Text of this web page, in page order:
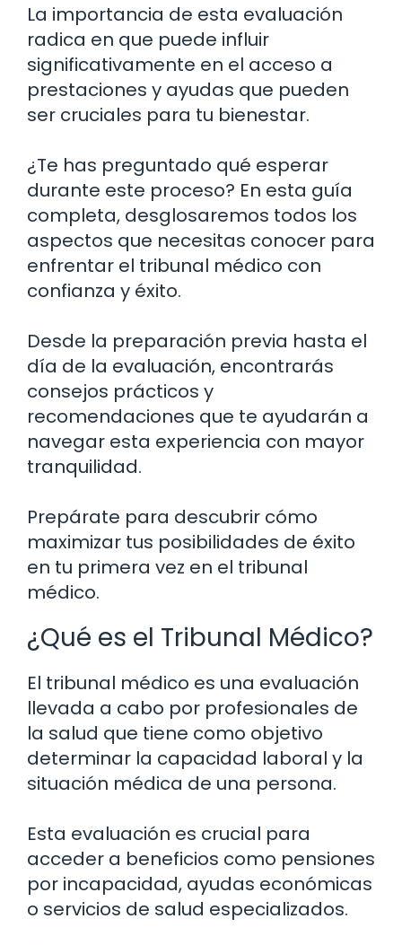
La importancia de esta evaluación
radica en que puede influir
significativamente en el acceso a
prestaciones y ayudas que pueden
ser cruciales para tu bienestar.
¿Te has preguntado qué esperar
durante este proceso? En esta guía
completa, desglosaremos todos los
aspectos que necesitas conocer para
enfrentar el tribunal médico con
confianza y éxito.
Desde la preparación previa hasta el
día de la evaluación, encontrarás
consejos prácticos y
recomendaciones que te ayudarán a
navegar esta experiencia con mayor
tranquilidad.
Prepárate para descubrir cómo
maximizar tus posibilidades de éxito
en tu primera vez en el tribunal
médico.
¿Qué es el Tribunal Médico?
El tribunal médico es una evaluación
llevada a cabo por profesionales de
la salud que tiene como objetivo
determinar la capacidad laboral y la
situación médica de una persona.
Esta evaluación es crucial para
acceder a beneficios como pensiones
por incapacidad, ayudas económicas
o servicios de salud especializados.